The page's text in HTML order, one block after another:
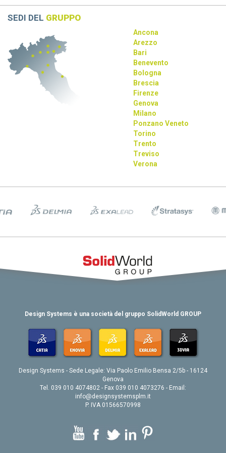
SEDI DEL GRUPPO
Ancona
Arezzo
Bari
Benevento
Bologna
Brescia
Firenze
Genova
Milano
Ponzano Veneto
Torino
Trento
Treviso
Verona
Design Systems è una società del gruppo SolidWorld GROUP
Design Systems - Sede Legale: Via Paolo Emilio Bensa 2/5b - 16124
Genova
Tel. 039 010 4074802 - Fax 039 010 4073276 - Email:
info@designsystemsplm.it
P. IVA 01566570998